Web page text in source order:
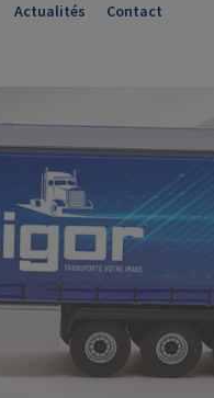
Actualités Contact